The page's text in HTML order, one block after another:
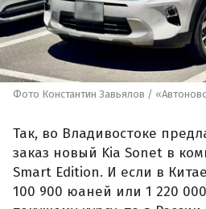
Фото Константин Завьялов /
Так, во Владивостоке
заказ новый Kia Sonet в
Smart Edition. И если в
100 900 юаней или 1 220